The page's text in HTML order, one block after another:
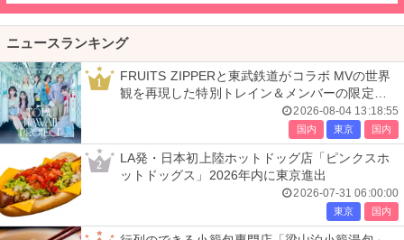
ニュースランキング
1
FRUITS ZIPPERと東武鉄道がコラボ MVの世界
観を再現した特別トレイン＆メンバーの限定ア
2026-08-04 13:18:55
国内 東京 国内
2
LA発・日本初上陸ホットドッグ店「ピンクスホ
ットドッグス」2026年内に東京進出
2026-07-31 06:00:00
東京 国内